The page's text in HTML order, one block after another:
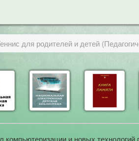
для родителей и детей
компьютеризации и новых